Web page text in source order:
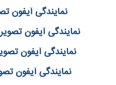
نمایندگی آیفون
نمایندگی آیفون
نمایندگی آیفون
نمایندگی آیفون